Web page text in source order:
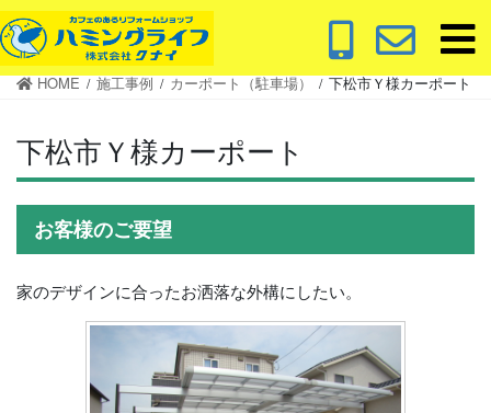
コ
ン
テ
ナ
ビ
ゲ
HOME 施工事例 カーポート（駐車場） 下松市Ｙ様カーポート
下松市Ｙ様カーポート
お客様のご要望
家のデザインに合ったお洒落な外構にしたい。